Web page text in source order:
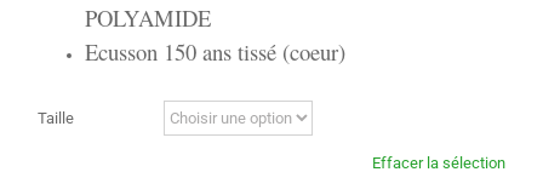
POLYAMIDE
Ecusson 150 ans tissé (coeur)
Taille
Effacer la sélection